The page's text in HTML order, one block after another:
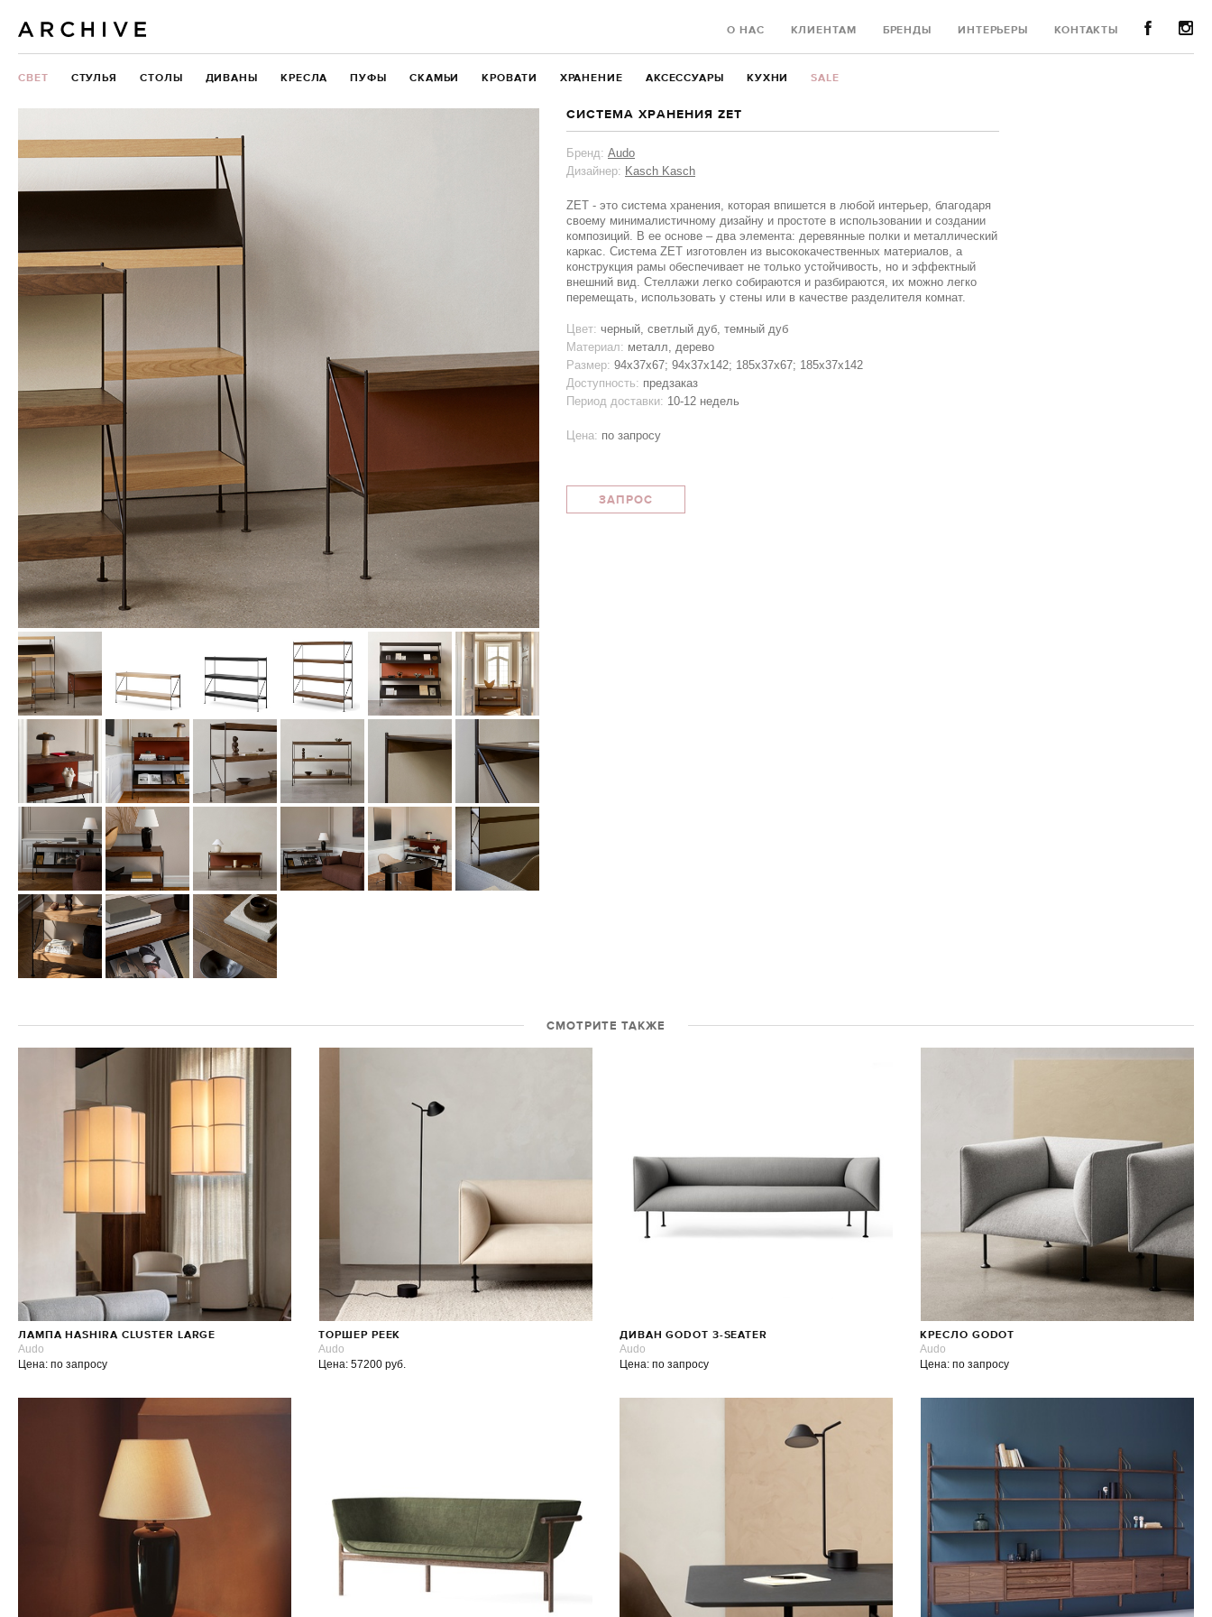
СВЕТ СТУЛЬЯ СТОЛЫ ДИВАНЫ КРЕСЛА ПУФЫ СКАМЬИ КРОВАТИ ХРАНЕНИЕ АКСЕССУАРЫ КУХНИ SALE
О НАС КЛИЕНТАМ БРЕНДЫ ИНТЕРЬЕРЫ КОНТАКТЫ
СИСТЕМА ХРАНЕНИЯ ZET
Бренд: Audo
Дизайнер: Kasch Kasch
ZET - это система хранения, которая впишется в любой интерьер, благодаря
своему минималистичному дизайну и простоте в использовании и создании
композиций. В ее основе – два элемента: деревянные полки и металлический
каркас. Система ZET изготовлен из высококачественных материалов, а
конструкция рамы обеспечивает не только устойчивость, но и эффектный
внешний вид. Стеллажи легко собираются и разбираются, их можно легко
перемещать, использовать у стены или в качестве разделителя комнат.
Цвет: черный, светлый дуб, темный дуб
Материал: металл, дерево
Размер: 94х37х67; 94x37x142; 185x37x67; 185x37x142
Доступность: предзаказ
Период доставки: 10-12 недель
Цена: по запросу
ЗАПРОС
СМОТРИТЕ ТАКЖЕ
ЛАМПА HASHIRA CLUSTER LARGE
Audo
Цена: по запросу
ТОРШЕР PEEK
Audo
Цена: 57200 руб.
ДИВАН GODOT 3-SEATER
Audo
Цена: по запросу
КРЕСЛО GODOT
Audo
Цена: по запросу